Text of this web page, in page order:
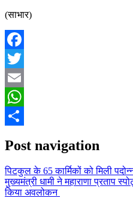
(साभार)
Facebook
Twitter
Email
WhatsApp
Post navigation
पिटकुल के 65 कार्मिकों को मिली
मुख्यमंत्री धामी ने महाराणा प्रताप
किया अवलोकन